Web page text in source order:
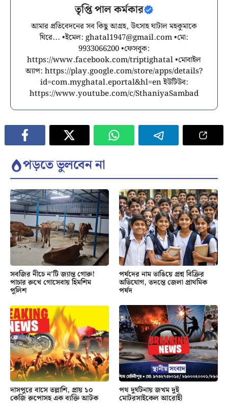
তৃপ্তি পাল কর্মকার
আমার প্রতিবেদনের সব কিছু আগ্রহ, উৎসাহ ঘাটাল মহকুমাকে
ঘিরে... •ইমেল: ghatal1947@gmail.com•মো:
9933066200 •ফেসবুক:
https://www.facebook.com/triptighatal •মোবাইল
অ্যাপ: https://play.google.com/store/apps/details?
id=com.myghatal.eportal&hl=en ইউটিউব:
https://www.youtube.com/c/SthaniyaSambad
পড়তে ভুলবেন না
সবজির নীচে ন’টি জ্যান্ত গোরু!
পাচার রুখে গোসেবায় হিমশিম
পুলিশ
পর্ষদের নাম ভাঙিয়ে প্রশ্ন বিক্রির
অভিযোগ, তদন্তে জেলা প্রাথমিক
পর্ষদ
দাসপুরে বাসে তল্লাশি, প্রায় ১০
কেজি রুপোসহ এক ব্যক্তি আটক
পথ দুর্ঘটনায় জখম দুই
মোটরসাইকেল আরোহী